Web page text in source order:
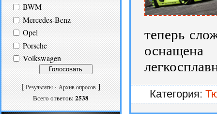
BWM
Mercedes-Benz
Opel
Porsche
Volkswagen
[Результаты·Архив опросов]
Всего ответов:2538
теперь
оснащена
Категория: